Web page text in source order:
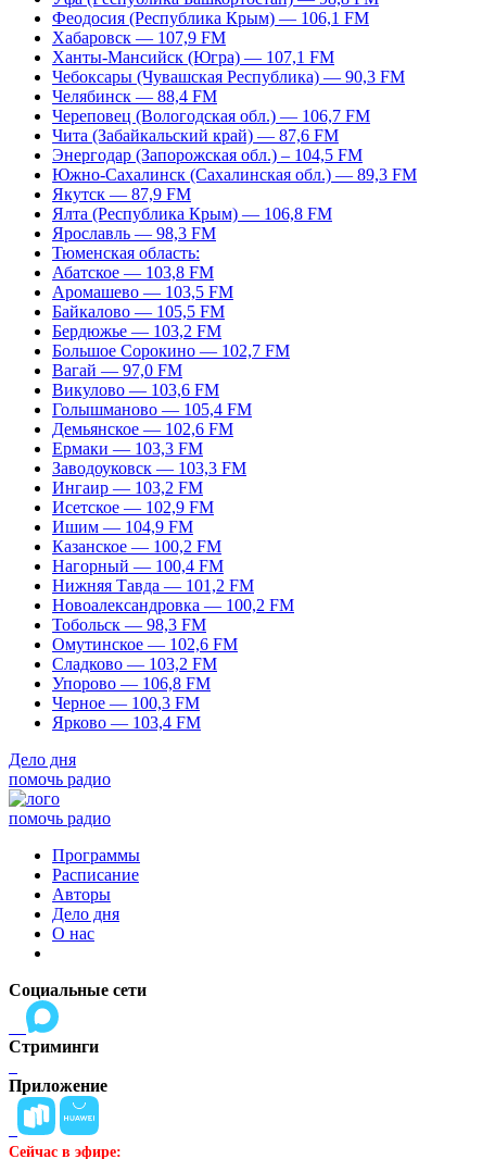
Феодосия (Республика Крым) — 106,1 FM
Хабаровск — 107,9 FM
Ханты-Мансийск (Югра) — 107,1 FM
Чебоксары (Чувашская Республика) — 90,3 FM
Челябинск — 88,4 FM
Череповец (Вологодская обл.) — 106,7 FM
Чита (Забайкальский край) — 87,6 FM
Энергодар (Запорожская обл.) – 104,5 FM
Южно-Сахалинск (Сахалинская обл.) — 89,3 FM
Якутск — 87,9 FM
Ялта (Республика Крым) — 106,8 FM
Ярославль — 98,3 FM
Тюменская область:
Абатское — 103,8 FM
Аромашево — 103,5 FM
Байкалово — 105,5 FM
Бердюжье — 103,2 FM
Большое Сорокино — 102,7 FM
Вагай — 97,0 FM
Викулово — 103,6 FM
Голышманово — 105,4 FM
Демьянское — 102,6 FM
Ермаки — 103,3 FM
Заводоуковск — 103,3 FM
Ингаир — 103,2 FM
Исетское — 102,9 FM
Ишим — 104,9 FM
Казанское — 100,2 FM
Нагорный — 100,4 FM
Нижняя Тавда — 101,2 FM
Новоалександровка — 100,2 FM
Тобольск — 98,3 FM
Омутинское — 102,6 FM
Сладково — 103,2 FM
Упорово — 106,8 FM
Черное — 100,3 FM
Ярково — 103,4 FM
Дело дня
помочь радио
помочь радио
Программы
Расписание
Авторы
Дело дня
О нас
Социальные сети
Стриминги
Приложение
Сейчас в эфире: